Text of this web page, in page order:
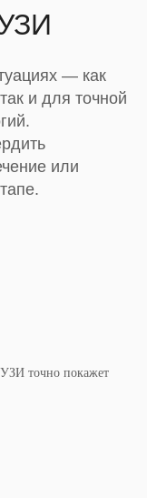
— как
и для точной
или
точно покажет